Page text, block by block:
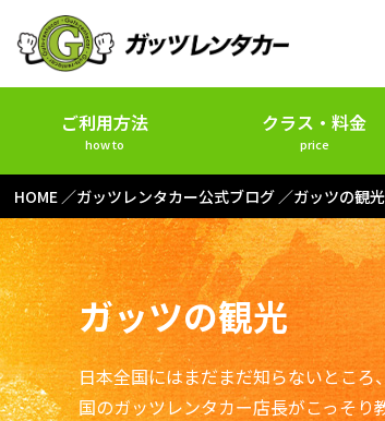
ご利用方法
how to
クラス・料金
price
HOME ガッツレンタカー公式ブログ ガッツの観光
ガッツの観光
日本全国にはまだまだ知らないとこ
国のガッツレンタカー店長がこっそ